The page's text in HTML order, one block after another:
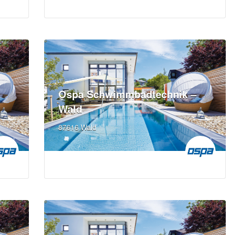
Ospa Schwimmbadtechnik –
Wald
87616 Wald